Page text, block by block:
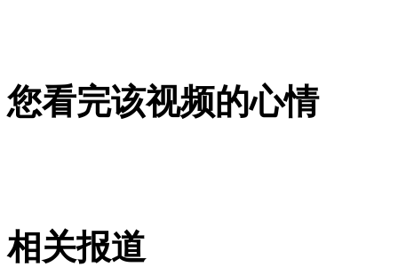
您看完该视频的心情
相关报道